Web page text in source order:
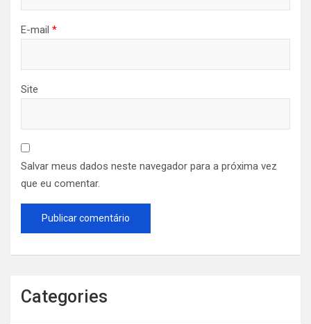
E-mail *
Site
Salvar meus dados neste navegador para a próxima vez
que eu comentar.
Categories